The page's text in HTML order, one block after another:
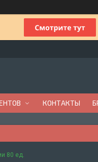
КОНТАКТЫ
80 ед.